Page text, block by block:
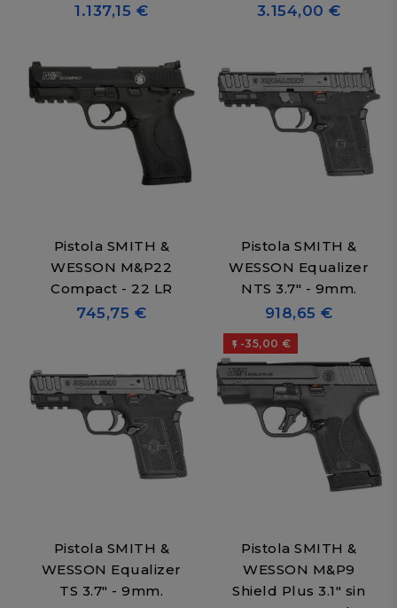
1.137,15 € 3.154,00 €
Pistola SMITH &
WESSON M&P22
Compact - 22 LR
745,75 €
Pistola SMITH &
WESSON Equalizer
NTS 3.7" - 9mm.
918,65 €
Pistola SMITH &
WESSON Equalizer
TS 3.7" - 9mm.
 -35,00 €
Pistola SMITH &
WESSON M&P9
Shield Plus 3.1" sin